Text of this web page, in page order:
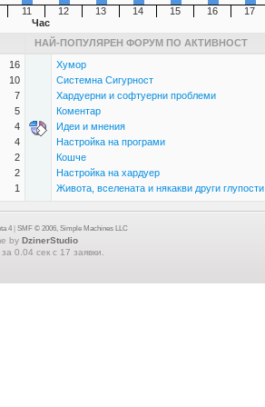
11 12 13 14 15 16 17
Час
НАЙ-ПОПУЛЯРЕН ФОРУМ ПО АКТИВНОСТ
16
10
7
5
4
4
2
2
1
Хумор
Системна Сигурност
Хардуерни и софтуерни проблеми
Коментар
Идеи и мнения
Настройка на програми
Кошче
Настройка на хардуер
Живота, вселената и някакви други глупости
4 SMF © 2006, Simple Machines LLC
by DzinerStudio
0.04 сек с 17 заявки.